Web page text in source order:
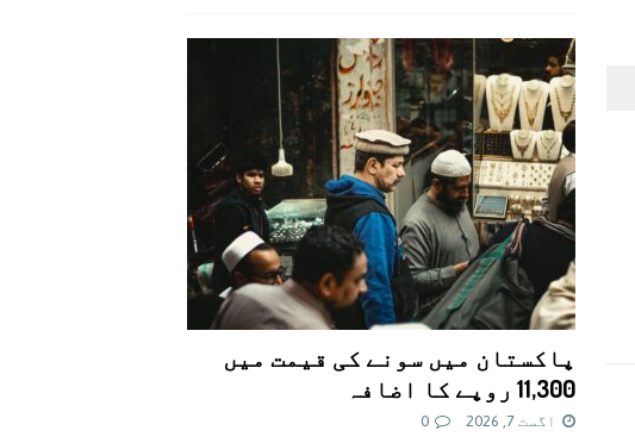
پاکستان میں سونے کی قیمت میں
11,300 روپے کا اضافہ
اگست 7, 2026 0